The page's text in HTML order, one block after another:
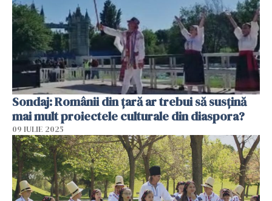
Sondaj: Românii din țară ar trebui să susțină
mai mult proiectele culturale din diaspora?
09 IULIE 2025